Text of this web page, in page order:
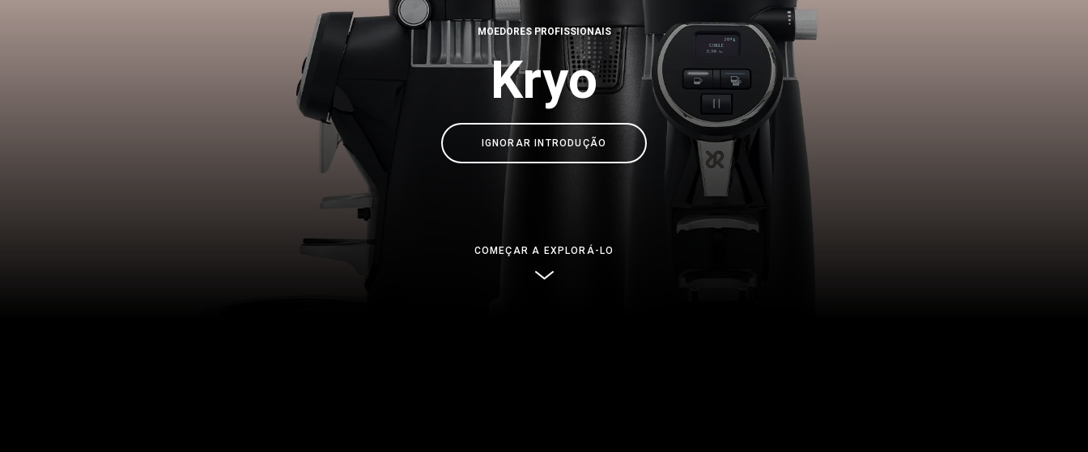
MOEDORES PROFISSIONAIS
Kryo
IGNORAR INTRODUÇÃO
COMEÇAR A EXPLORÁ-LO
Onde estamos
Trabalhar conosco
laboratórios
Sustentabilidade
Connect